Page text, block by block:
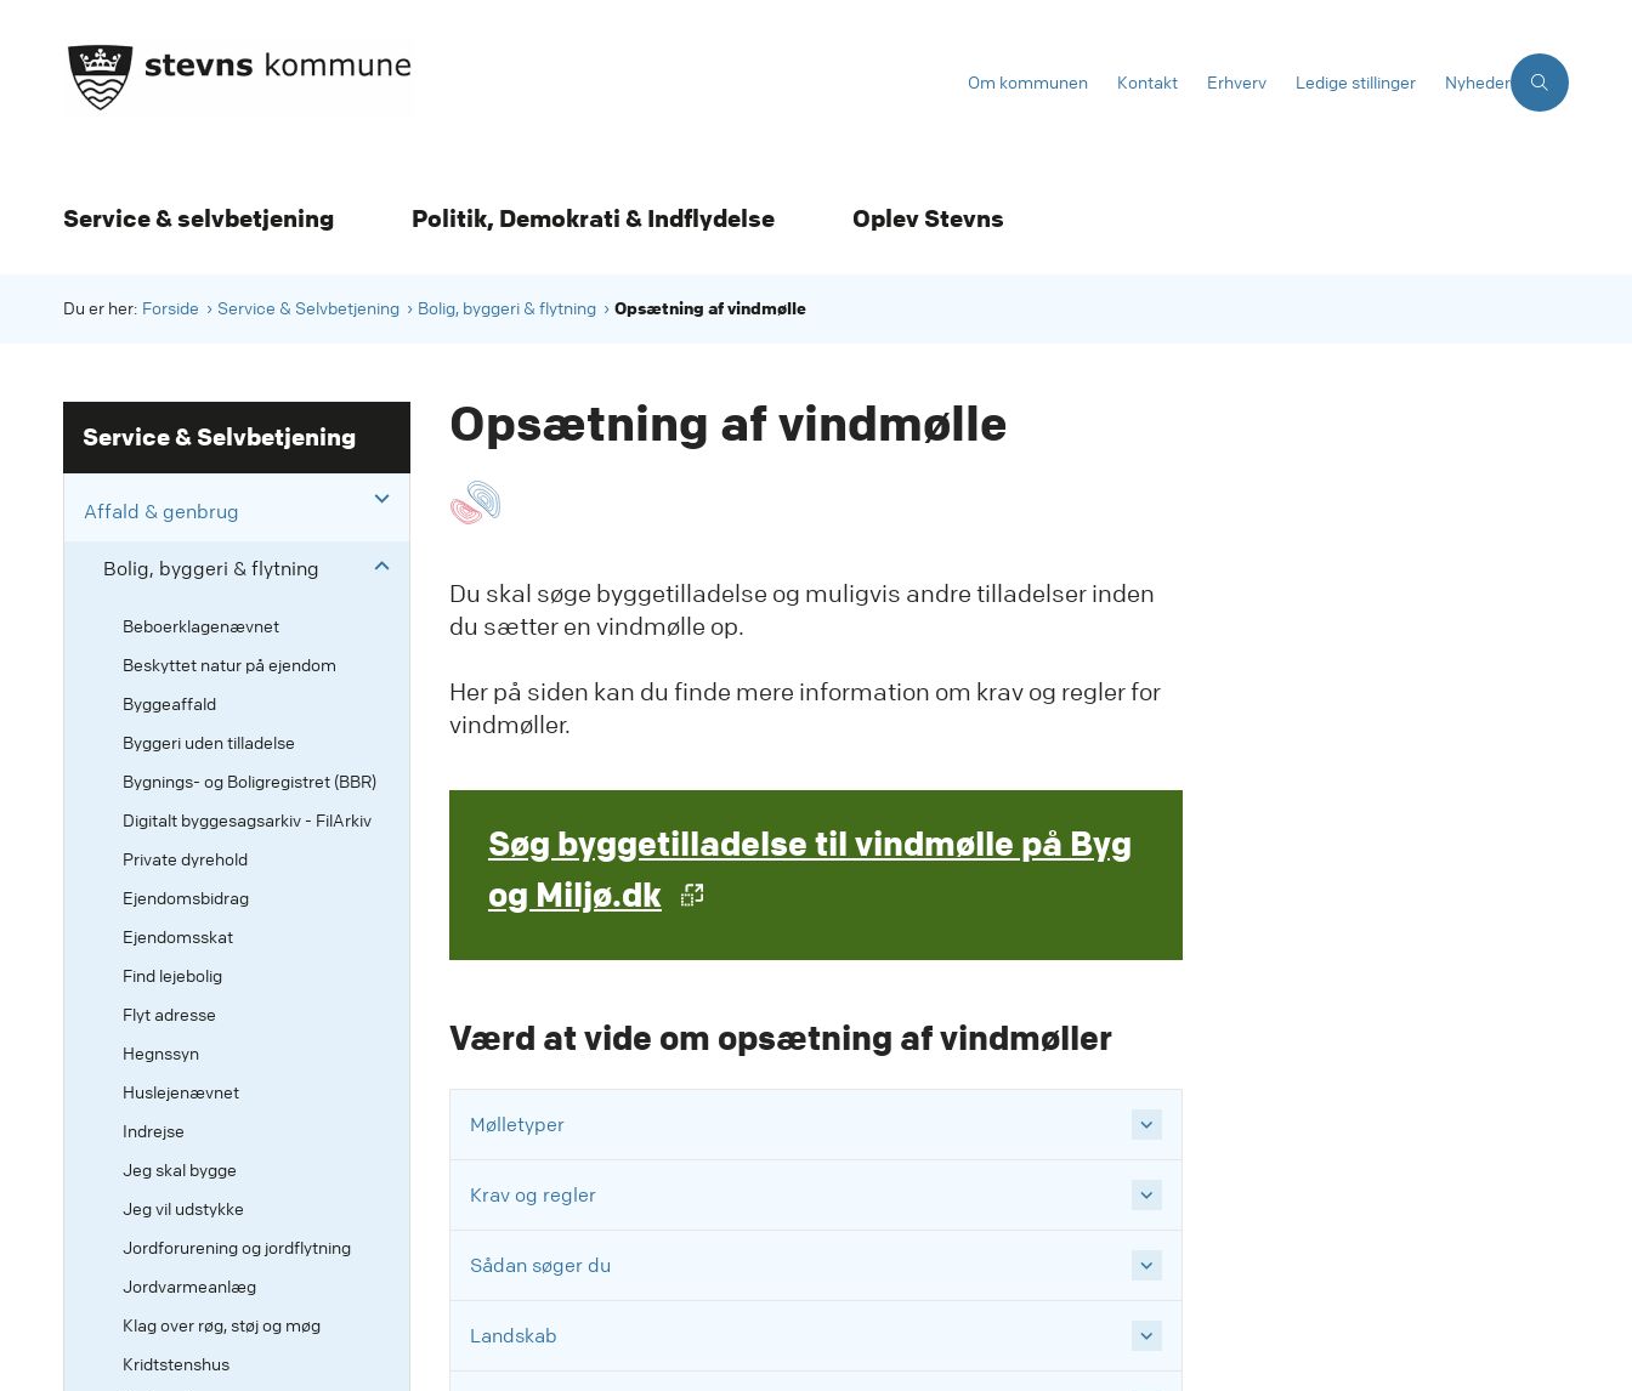
Om kommunen Kontakt Erhverv Ledige stillinger Nyheder
Service & selvbetjening Politik, Demokrati & Indflydelse Oplev Stevns
Du er her: Forside Service & Selvbetjening Bolig, byggeri & flytning Opsætning af vindmølle
Service & Selvbetjening
Affald & genbrug
Bolig, byggeri & flytning
Beboerklagenævnet
Beskyttet natur på ejendom
Byggeaffald
Byggeri uden tilladelse
Bygnings- og Boligregistret (BBR)
Digitalt byggesagsarkiv - FilArkiv
Private dyrehold
Ejendomsbidrag
Ejendomsskat
Find lejebolig
Flyt adresse
Hegnssyn
Huslejenævnet
Indrejse
Jeg skal bygge
Jeg vil udstykke
Jordforurening og jordflytning
Jordvarmeanlæg
Klag over røg, støj og møg
Kridtstenshus
Opsætning af vindmølle
Du skal søge byggetilladelse og muligvis andre tilladelser inden
du sætter en vindmølle op.
Her på siden kan du finde mere information om krav og regler for
vindmøller.
Søg byggetilladelse til vindmølle på Byg
og Miljø.dk
Værd at vide om opsætning af vindmøller
Mølletyper
Krav og regler
Sådan søger du
Landskab